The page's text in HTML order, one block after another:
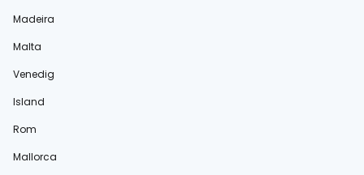
Madeira
Malta
Venedig
Island
Rom
Mallorca